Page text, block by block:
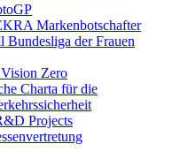
Markenbotschafter
Bundesliga der Frauen
Zero
Charta für die
Projects